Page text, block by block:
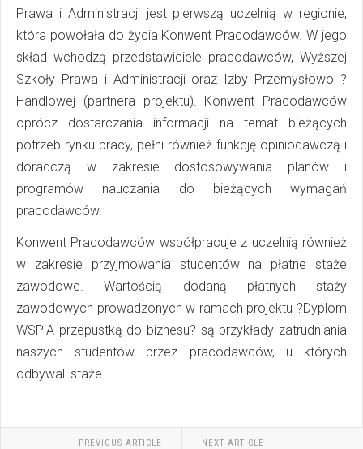
Prawa i Administracji jest pierwszą uczelnią w regionie,
która powołała do życia Konwent Pracodawców. W jego
skład wchodzą przedstawiciele pracodawców, Wyższej
Szkoły Prawa i Administracji oraz Izby Przemysłowo ?
Handlowej (partnera projektu). Konwent Pracodawców
oprócz dostarczania informacji na temat bieżących
potrzeb rynku pracy, pełni również funkcję opiniodawczą i
doradczą w zakresie dostosowywania planów i
programów nauczania do bieżących wymagań
pracodawców.
Konwent Pracodawców współpracuje z uczelnią również
w zakresie przyjmowania studentów na płatne staże
zawodowe. Wartością dodaną płatnych staży
zawodowych prowadzonych w ramach projektu ?Dyplom
WSPiA przepustką do biznesu? są przykłady zatrudniania
naszych studentów przez pracodawców, u których
odbywali staże.
PREVIOUS ARTICLE NEXT ARTICLE